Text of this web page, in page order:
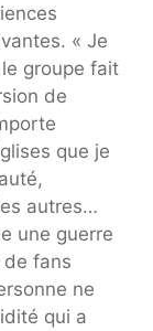
« Je
groupe fait
de
que je
autres…
une guerre
fans
ne
qui a